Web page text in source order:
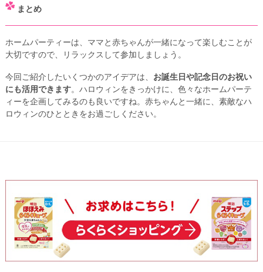
まとめ
ホームパーティーは、ママと赤ちゃんが一緒になって楽しむことが
大切ですので、リラックスして参加しましょう。
今回ご紹介したいくつかのアイデアは、 お誕生日や記念日のお祝い
にも活用できます。ハロウィンをきっかけに、色々なホームパーテ
ィーを企画してみるのも良いですね。赤ちゃんと一緒に、素敵なハ
ロウィンのひとときをお過ごしください。